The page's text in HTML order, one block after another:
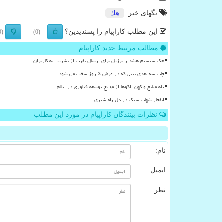
تگهای خبر: هك
این مطلب کاراپیام را پسندیدین؟ (0)
(0)
مطالب مرتبط جدید کاراپیام
هک سیستم هشدار برزیل برای ارسال نفرت از بشریت به کاربران
چاپ سه بعدی بتنی که در عرض 3 روز سخت می شود
تله منابع و کهن الگوها از موانع توسعه فناوری در ایلام
انفجار شهاب سنگ در دل راه شیری
نظرات بینندگان کاراپیام در مورد این مطلب
نام:
ایمیل:
نظر: